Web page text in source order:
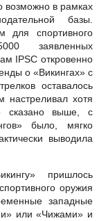
возможно в рамках
базы.
для спортивного
заявленных
IPSC откровенно
о «Викингах» с
оставалось
настреливал хотя
сказано выше, с
было, мягко
выводила
пришлось
оружия
западные
или «Чижами» и